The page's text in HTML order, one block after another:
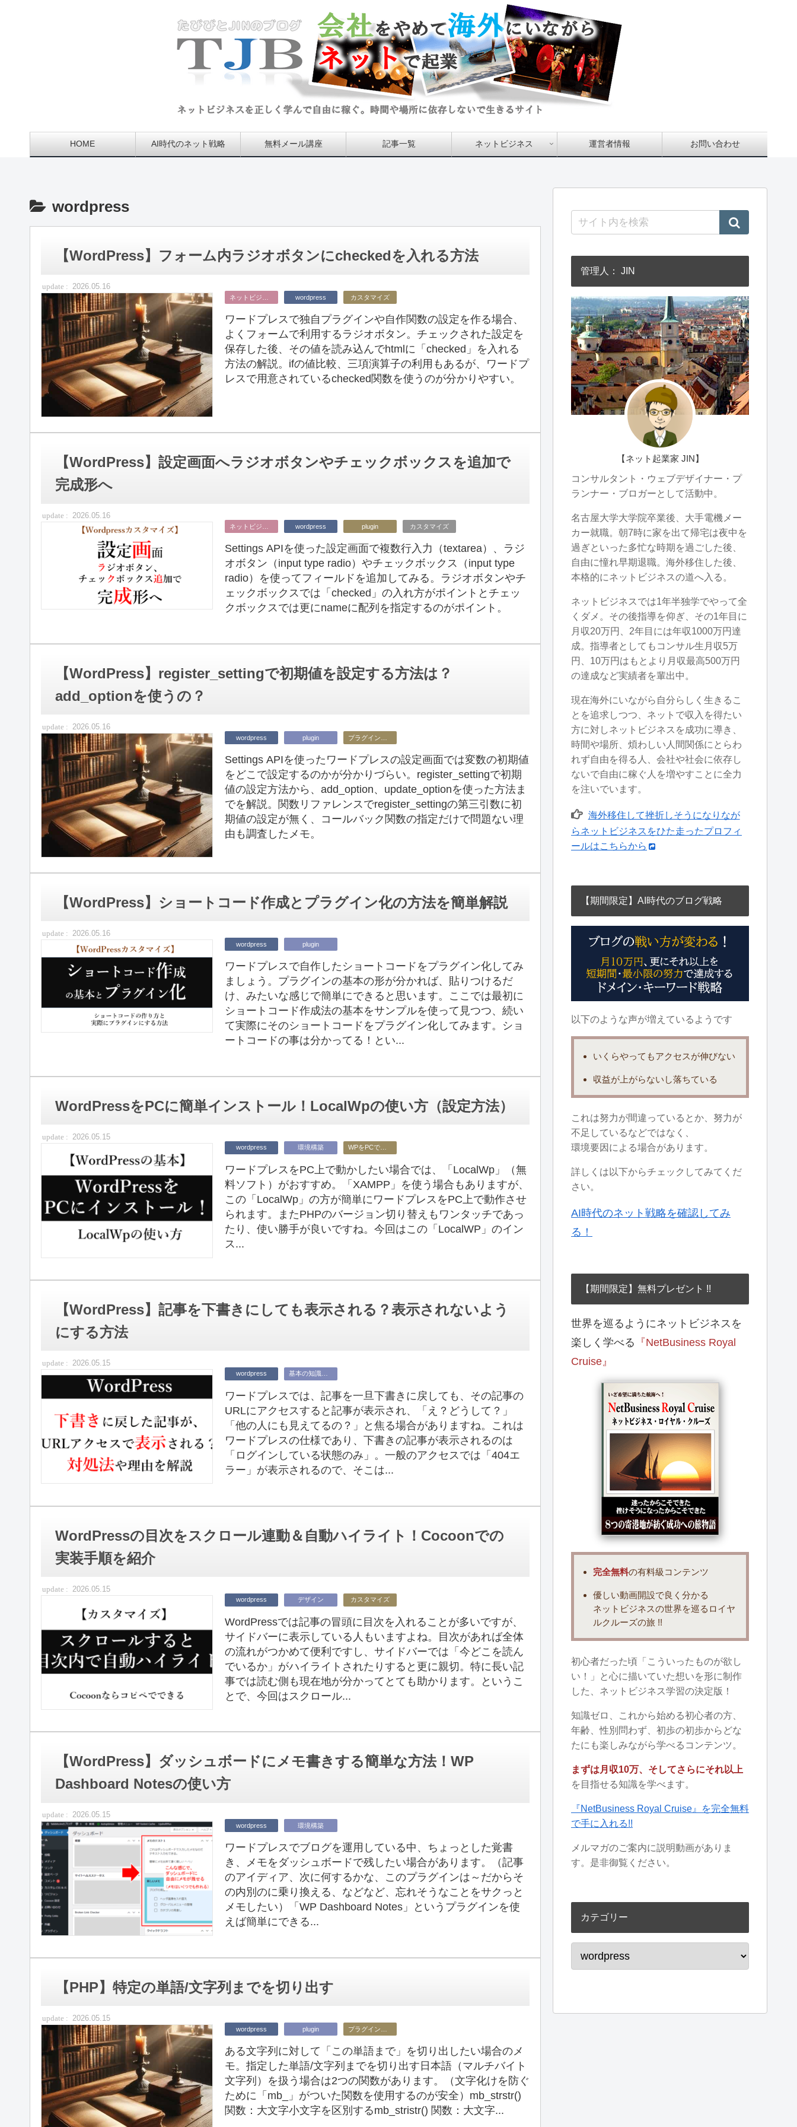
HOME AI時代のネット戦略 無料メール講座 記事一覧 ネットビジネス 運営者情報 お問い合わせ
wordpress
【WordPress】フォーム内ラジオボタンにcheckedを入れる方法
2026.05.16
wordpress カスタマイズ
ワードプレスで独自プラグインや自作関数の設定を作る場合、
よくフォームで利用するラジオボタン。チェックされた設定を
保存した後、その値を読み込んでhtmlに「checked」を入れる
方法の解説。ifの値比較、三項演算子の利用もあるが、ワードプ
レスで用意されているchecked関数を使うのが分かりやすい。
【WordPress】設定画面へラジオボタンやチェックボックスを追加で
完成形へ
2026.05.16
wordpress plugin カスタマイズ
Settings APIを使った設定画面で複数行入力（textarea）、ラジ
オボタン（input type radio）やチェックボックス（input type
radio）を使ってフィールドを追加してみる。ラジオボタンやチ
ェックボックスでは「checked」の入れ方がポイントとチェッ
クボックスでは更にnameに配列を指定するのがポイント。
【WordPress】register_settingで初期値を設定する方法は？
add_optionを使うの？
2026.05.16
wordpress plugin
Settings APIを使ったワードプレスの設定画面では変数の初期値
をどこで設定するのかが分かりづらい。register_settingで初期
値の設定方法から、add_option、update_optionを使った方法ま
でを解説。関数リファレンスでregister_settingの第三引数に初
期値の設定が無く、コールバック関数の指定だけで問題ない理
由も調査したメモ。
【WordPress】ショートコード作成とプラグイン化の方法を簡単解説
2026.05.16
wordpress plugin
ワードプレスで自作したショートコードをプラグイン化してみ
ましょう。プラグインの基本の形が分かれば、貼りつけるだ
け、みたいな感じで簡単にできると思います。ここでは最初に
ショートコード作成法の基本をサンプルを使って見つつ、続い
て実際にそのショートコードをプラグイン化してみます。ショ
ートコードの事は分かってる！とい...
WordPressをPCに簡単インストール！LocalWpの使い方（設定方法）
2026.05.15
wordpress 環境構築 WPをPCで使う
ワードプレスをPC上で動かしたい場合では、「LocalWp」（無
料ソフト）がおすすめ。「XAMPP」を使う場合もありますが、
この「LocalWp」の方が簡単にワードプレスをPC上で動作させ
られます。またPHPのバージョン切り替えもワンタッチであっ
たり、使い勝手が良いですね。今回はこの「LocalWP」のイン
ス...
【WordPress】記事を下書きにしても表示される？表示されないよう
にする方法
2026.05.15
wordpress
ワードプレスでは、記事を一旦下書きに戻しても、その記事の
URLにアクセスすると記事が表示され、「え？どうして？」
「他の人にも見えてるの？」と焦る場合がありますね。これは
ワードプレスの仕様であり、下書きの記事が表示されるのは
「ログインしている状態のみ」。一般のアクセスでは「404エ
ラー」が表示されるので、そこは...
WordPressの目次をスクロール連動＆自動ハイライト！Cocoonでの
実装手順を紹介
2026.05.15
wordpress デザイン カスタマイズ
WordPressでは記事の冒頭に目次を入れることが多いですが、
サイドバーに表示している人もいますよね。目次があれば全体
の流れがつかめて便利ですし、サイドバーでは「今どこを読ん
でいるか」がハイライトされたりすると更に親切。特に長い記
事では読む側も現在地が分かってとても助かります。というこ
とで、今回はスクロール...
【WordPress】ダッシュボードにメモ書きする簡単な方法！WP
Dashboard Notesの使い方
2026.05.15
wordpress 環境構築
ワードプレスでブログを運用している中、ちょっとした覚書
き、メモをダッシュボードで残したい場合があります。（記事
のアイディア、次に何するかな、このプラグインは～だからそ
の内別のに乗り換える、などなど、忘れそうなことをサクっと
メモしたい）「WP Dashboard Notes」というプラグインを使
えば簡単にできる...
【PHP】特定の単語/文字列までを切り出す
2026.05.15
wordpress plugin
ある文字列に対して「この単語まで」を切り出したい場合のメ
モ。指定した単語/文字列までを切り出す日本語（マルチバイト
文字列）を扱う場合は2つの関数があります。（文字化けを防ぐ
ために「mb_」がついた関数を使用するのが安全）mb_strstr()
関数：大文字小文字を区別するmb_stristr() 関数：大文字...
管理人： JIN
【ネット起業家 JIN】
コンサルタント・ウェブデザイナー・プ
ランナー・ブロガーとして活動中。
名古屋大学大学院卒業後、大手電機メー
カー就職。朝7時に家を出て帰宅は夜中を
過ぎといった多忙な時期を過ごした後、
自由に憧れ早期退職。海外移住した後、
本格的にネットビジネスの道へ入る。
ネットビジネスでは1年半独学でやって全
くダメ。その後指導を仰ぎ、その1年目に
月収20万円、2年目には年収1000万円達
成。指導者としてもコンサル生月収5万
円、10万円はもとより月収最高500万円
の達成など実績者を輩出中。
現在海外にいながら自分らしく生きるこ
とを追求しつつ、ネットで収入を得たい
方に対しネットビジネスを成功に導き、
時間や場所、煩わしい人間関係にとらわ
れず自由を得る人、会社や社会に依存し
ないで自由に稼ぐ人を増やすことに全力
を注いでいます。
海外移住して挫折しそうになりなが
らネットビジネスをひた走ったプロフィ
ールはこちらから
【期間限定】AI時代のブログ戦略
以下のような声が増えているようです
いくらやってもアクセスが伸びない
収益が上がらないし落ちている
これは努力が間違っているとか、努力が
不足しているなどではなく、
環境要因による場合があります。
詳しくは以下からチェックしてみてくだ
さい。
AI時代のネット戦略を確認してみ
る！
【期間限定】無料プレゼント !!
世界を巡るようにネットビジネスを
楽しく学べる 『NetBusiness Royal
Cruise』
完全無料の有料級コンテンツ
優しい動画開設で良く分かる
ネットビジネスの世界を巡るロイヤ
ルクルーズの旅 !!
初心者だった頃「こういったものが欲し
い！」と心に描いていた想いを形に制作
した、ネットビジネス学習の決定版！
知識ゼロ、これから始める初心者の方、
年齢、性別問わず、初歩の初歩からどな
たにも楽しみながら学べるコンテンツ。
まずは月収10万、そしてさらにそれ以上
を目指せる知識を学べます。
『NetBusiness Royal Cruise』を完全無料
で手に入れる!!
メルマガのご案内に説明動画がありま
す。是非御覧ください。
カテゴリー